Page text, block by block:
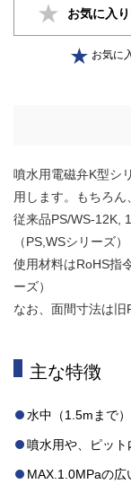
お気に入
お気に
噴水用電磁弁K型シ
用します。もちろん
従来品PS/WS-12K,
（PS,WSシリーズ）
使用材料はRoHS指
ーズ）
なお、面間寸法は旧
主な特徴
水中（1.5mまで
噴水用や、ピット
MAX.1.0MPaの広